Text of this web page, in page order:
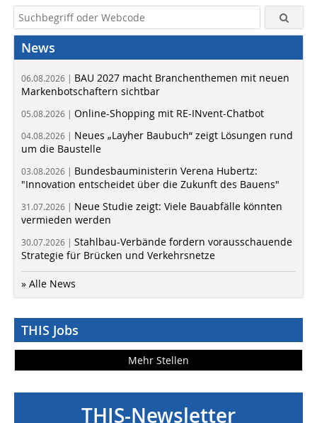
News
06.08.2026 | BAU 2027 macht Branchenthemen mit neuen
Markenbotschaftern sichtbar
05.08.2026 | Online-Shopping mit RE-INvent-Chatbot
04.08.2026 | Neues „Layher Baubuch“ zeigt Lösungen rund
um die Baustelle
03.08.2026 | Bundesbauministerin Verena Hubertz:
"Innovation entscheidet über die Zukunft des Bauens"
31.07.2026 | Neue Studie zeigt: Viele Bauabfälle könnten
vermieden werden
30.07.2026 | Stahlbau-Verbände fordern vorausschauende
Strategie für Brücken und Verkehrsnetze
» Alle News
THIS Jobs
Mehr Stellen
THIS-Newsletter